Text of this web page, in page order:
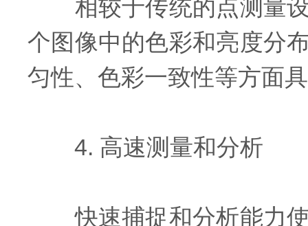
相较于传统的点测量设
个图像中的色彩和亮度分
匀性、色彩一致性等方面
4. 高速测量和分析
快速捕捉和分析能力使